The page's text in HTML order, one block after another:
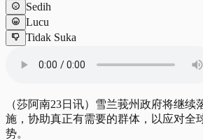
Sedih
Lucu
Tidak Suka
（莎阿南23日讯）雪兰莪州政府将继续
施，协助真正有需要的群体，以应对全
势。